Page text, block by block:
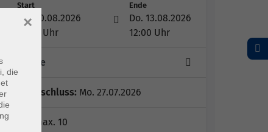
Start
Mo. 10.08.2026
09:45 Uhr
Ende
Do. 13.08.2026
12:00 Uhr
4 Termine
Anmeldeschluss: Mo. 27.07.2026
Plätze: max. 10
die
×